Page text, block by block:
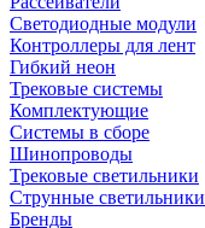
Светодиодные модули
Контроллеры для лент
Гибкий неон
Трековые системы
Комплектующие
Системы в сборе
Шинопроводы
Трековые светильники
Струнные светильники
Бренды